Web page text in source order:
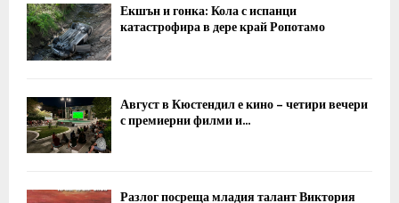
Екшън и гонка: Кола с испанци
катастрофира в дере край Ропотамо
Август в Кюстендил е кино – четири вечери
с премиерни филми и...
Разлог посреща младия талант Виктория